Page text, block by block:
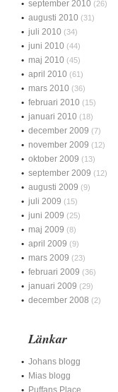
september 2010 (26)
augusti 2010 (31)
juli 2010 (34)
juni 2010 (44)
maj 2010 (45)
april 2010 (61)
mars 2010 (36)
februari 2010 (15)
januari 2010 (18)
december 2009 (7)
november 2009 (12)
oktober 2009 (13)
september 2009 (12)
augusti 2009 (9)
juli 2009 (15)
juni 2009 (25)
maj 2009 (8)
april 2009 (9)
mars 2009 (23)
februari 2009 (36)
januari 2009 (29)
december 2008 (2)
Länkar
Johans blogg
Mias blogg
Puffans Place